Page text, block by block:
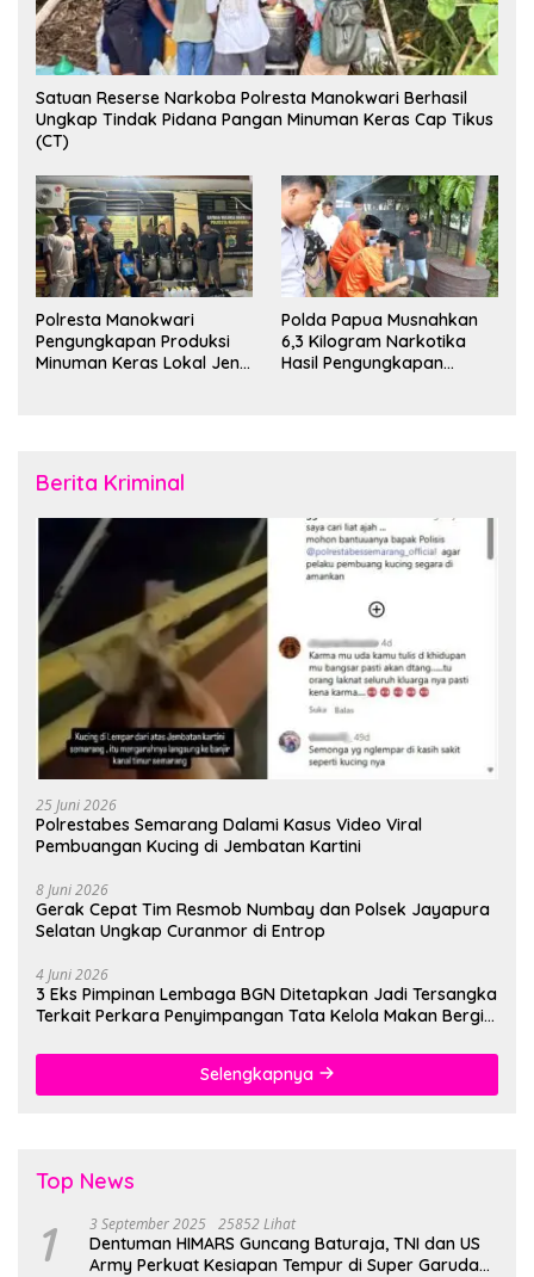
Satuan Reserse Narkoba Polresta Manokwari Berhasil
Ungkap Tindak Pidana Pangan Minuman Keras Cap Tikus
(CT)
Polresta Manokwari
Pengungkapan Produksi
Minuman Keras Lokal Jenis
Polda Papua Musnahkan
6,3 Kilogram Narkotika
Hasil Pengungkapan
Berita Kriminal
25 Juni 2026
Polrestabes Semarang Dalami Kasus Video Viral
Pembuangan Kucing di Jembatan Kartini
8 Juni 2026
Gerak Cepat Tim Resmob Numbay dan Polsek Jayapura
Selatan Ungkap Curanmor di Entrop
4 Juni 2026
3 Eks Pimpinan Lembaga BGN Ditetapkan Jadi Tersangka
Terkait Perkara Penyimpangan Tata Kelola Makan Bergizi
Selengkapnya
Top News
1 3 September 2025 25852 Lihat
Dentuman HIMARS Guncang Baturaja, TNI dan US
Army Perkuat Kesiapan Tempur di Super Garuda